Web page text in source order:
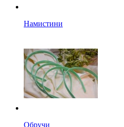
Намистини
Обручи